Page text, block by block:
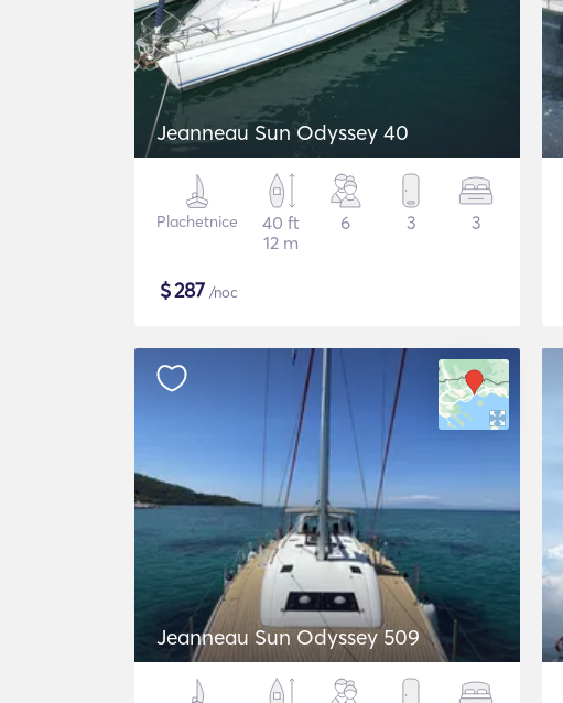
Jeanneau Sun Odyssey 40
Plachetnice
40 ft
12 m
6 3 3
$287 /noc
Jeanneau Sun Odyssey 509